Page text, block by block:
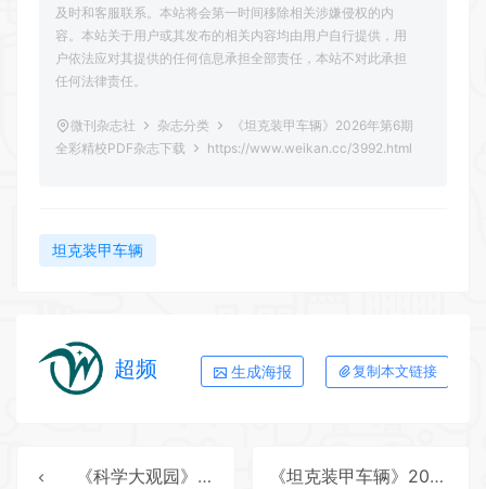
及时和客服联系。本站将会第一时间移除相关涉嫌侵权的内
容。本站关于用户或其发布的相关内容均由用户自行提供，用
户依法应对其提供的任何信息承担全部责任，本站不对此承担
任何法律责任。
微刊杂志社 杂志分类
《坦克装甲车辆》2026年第6期
全彩精校PDF杂志下载
https://www.weikan.cc/3992.html
坦克装甲车辆
超频 生成海报 复制本文链接
《科学大观园》2026年第10期全彩精校PDF杂志下载 《坦克装甲车辆》2026年第7期全彩精校PDF杂志下载